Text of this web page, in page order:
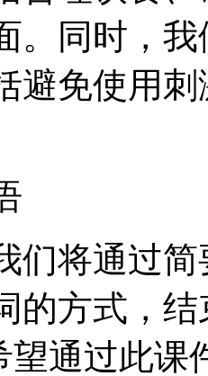
。同时，
避免使用
们将通过
的方式，
望通过此